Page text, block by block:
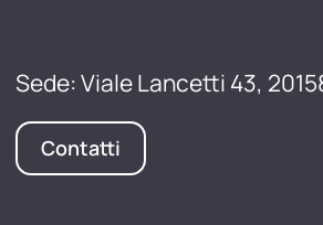
Sede: Viale Lancetti 43,
Contatti